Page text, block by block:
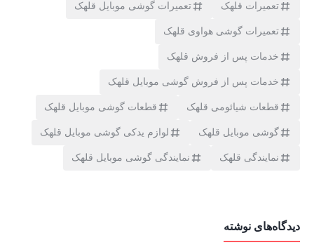
تعمیرات قلهک تعمیرات گوشی موبایل قلهک
تعمیرات گوشی هواوی قلهک
خدمات پس از فروش قلهک
خدمات پس از فروش گوشی موبایل قلهک
قطعات شیائومی قلهک قطعات گوشی موبایل قلهک
گوشی موبایل قلهک لوازم یدکی گوشی موبایل قلهک
نمایندگی قلهک نمایندگی گوشی موبایل قلهک
دیدگاه‌های نوشته